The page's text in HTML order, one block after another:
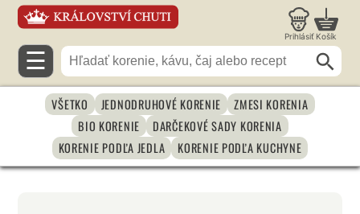
Prihlásiť Košík
☰
VŠETKO JEDNODRUHOVÉ KORENIE
ZMESI KORENIA
BIO KORENIE
DARČEKOVÉ SADY KORENIA
KORENIE PODĽA JEDLA
KORENIE PODĽA KUCHYNE